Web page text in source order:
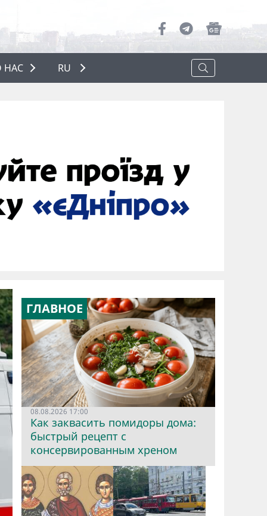
НАС
О НАС
RU
ГЛАВНОЕ
08.08.2026 17:00
Как заквасить помидоры дома:
быстрый рецепт с
консервированным хреном